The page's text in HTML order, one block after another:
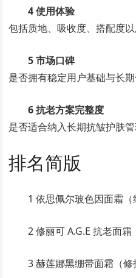
4 使用体验
包括质地、吸收度、搭配度以
5 市场口碑
是否拥有稳定用户基础与长期
6 抗老方案完整度
是否适合纳入长期抗皱护肤管
排名简版
1 依思佩尔玻色因面霜（
2 修丽可 A.G.E 抗老面霜
3 赫莲娜黑绷带面霜（修